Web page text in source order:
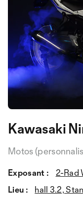
Kawasaki
Motos
Exposant :
2-Rad
Lieu :
hall 3.2,